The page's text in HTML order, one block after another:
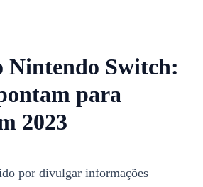
Nintendo Switch:
para
2023
por divulgar informações